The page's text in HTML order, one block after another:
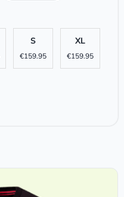
S
€159.95
XL
€159.95